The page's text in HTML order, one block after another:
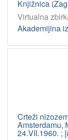
Knjižnica
Virtualna
Akademijina
Crteži
Amsterdamu,
24.VII.1960. ;